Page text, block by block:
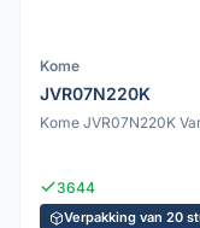
Kome
JVR07N220K
Kome JVR07N220K
3644
Verpakking van 20